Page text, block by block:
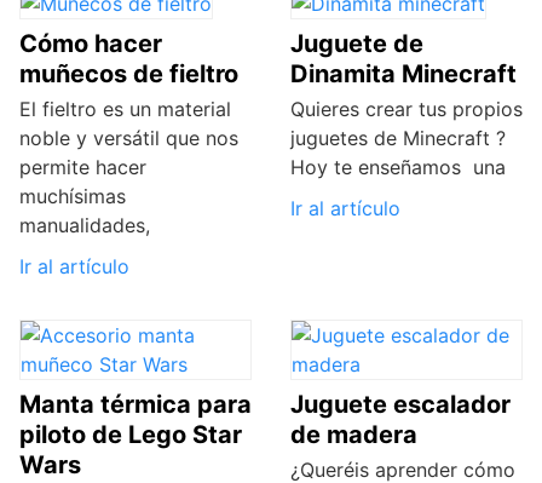
Cómo hacer
muñecos de fieltro
El fieltro es un material
noble y versátil que nos
permite hacer
muchísimas
manualidades,
Ir al artículo
Juguete de
Dinamita Minecraft
Quieres crear tus propios
juguetes de Minecraft ?
Hoy te enseñamos una
Ir al artículo
Manta térmica para
piloto de Lego Star
Wars
Juguete escalador
de madera
¿Queréis aprender cómo